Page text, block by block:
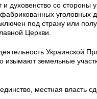
духовенство со стороны
уголовных
под стражу или
Церкви.
Украинской
изымают земельные
местная власть